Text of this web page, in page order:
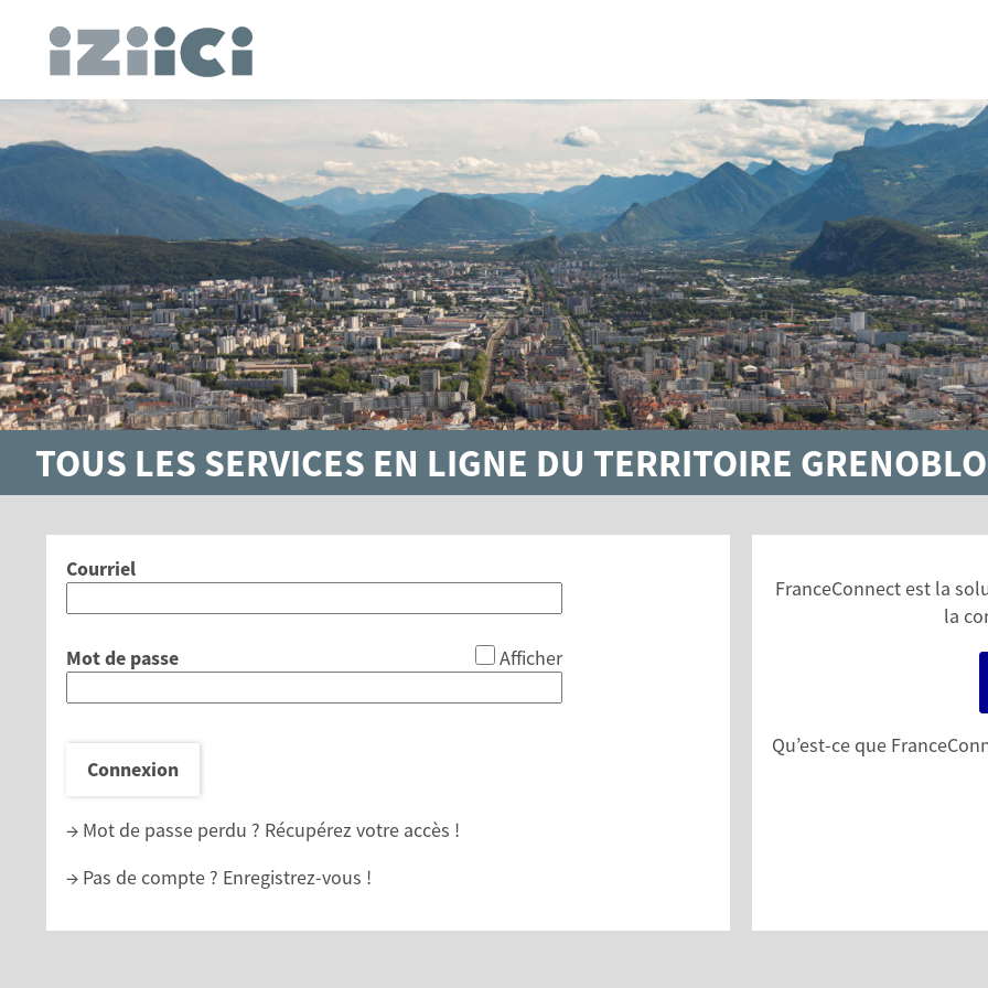
TOUS LES SERVICES EN LIGNE DU TERRITOIRE
Courriel
Mot de passe Afficher
Connexion
→ Mot de passe perdu ? Récupérez votre accès !
→ Pas de compte ? Enregistrez-vous !
FranceConnect est la
la
Qu’est-ce que